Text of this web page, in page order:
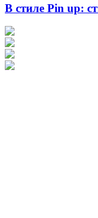
В стиле Pin up: